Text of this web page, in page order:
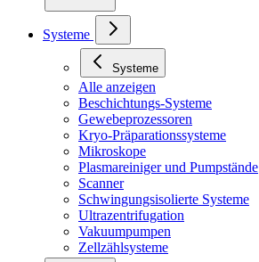
Systeme
Systeme
Alle anzeigen
Beschichtungs-Systeme
Gewebeprozessoren
Kryo-Präparationssysteme
Mikroskope
Plasmareiniger und Pumpstände
Scanner
Schwingungsisolierte Systeme
Ultrazentrifugation
Vakuumpumpen
Zellzählsysteme